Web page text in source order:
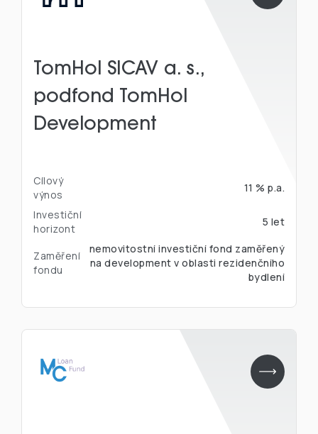
TomHol SICAV a. s.,
podfond TomHol
Development
Cílový
výnos
11 % p.a.
Investiční
horizont
5 let
Zaměření
fondu
nemovitostní investiční fond zaměřený
na development v oblasti rezidenčního
bydlení